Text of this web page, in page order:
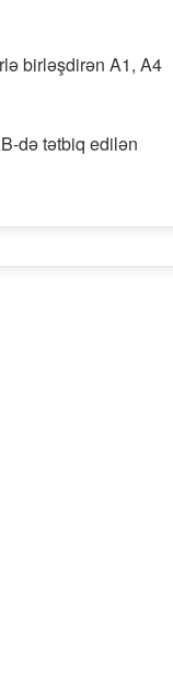
birləşdirən A1, A4
də tətbiq edilən